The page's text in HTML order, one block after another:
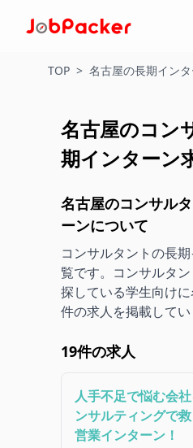
TOP > 名古屋の長期イン
名古屋のコン
期インターン
名古屋のコンサル
ーンについて
コンサルタントの長
覧です。 コンサルタン
探している学生向け
件の求人を掲載してい
19件の求人
人手不足で悩む会
ンサルティングで
営業インターン！